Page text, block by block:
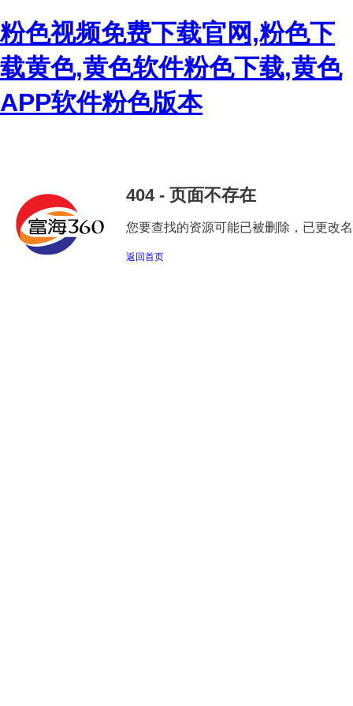
粉色视频免费下载官网,粉色下
载黄色,黄色软件粉色下载,黄色
APP软件粉色版本
404 - 页面不存在
您要查找的资源可能已被删除，已更改名
返回首页